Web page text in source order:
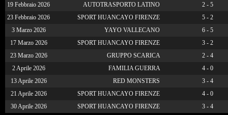
19 Febbraio 2026
AUTOTRASPORTO LATINO
2 - 5
23 Febbraio 2026
SPORT HUANCAYO FIRENZE
5 - 2
3 Marzo 2026
YAYO VALLECANO
6 - 5
17 Marzo 2026
SPORT HUANCAYO FIRENZE
3 - 2
23 Marzo 2026
GRUPPO SCARICA
2 - 4
2 Aprile 2026
FAMILIA GUERRA
4 - 0
13 Aprile 2026
RED MONSTERS
3 - 4
21 Aprile 2026
SPORT HUANCAYO FIRENZE
4 - 0
30 Aprile 2026
SPORT HUANCAYO FIRENZE 3 - 4